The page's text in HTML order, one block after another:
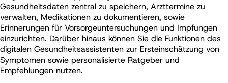
Gesundheitsdaten zentral zu speichern, Arzttermine zu
verwalten, Medikationen zu dokumentieren, sowie
Erinnerungen für Vorsorgeuntersuchungen und Impfungen
einzurichten. Darüber hinaus können Sie die Funktionen des
digitalen Gesundheitsassistenten zur Ersteinschätzung von
Symptomen sowie personalisierte Ratgeber und
Empfehlungen nutzen.